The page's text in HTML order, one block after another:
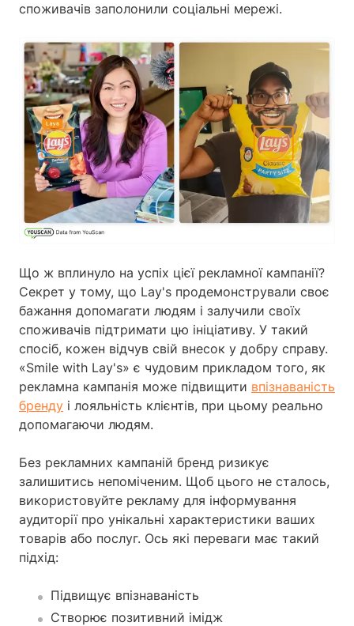
споживачів заполонили соціальні мережі.
Що ж вплинуло на успіх цієї рекламної кампанії?
Секрет у тому, що Lay's продемонстрували своє
бажання допомагати людям і залучили своїх
споживачів підтримати цю ініціативу. У такий
спосіб, кожен відчув свій внесок у добру справу.
«Smile with Lay's» є чудовим прикладом того, як
рекламна кампанія може підвищити впізнаваність
бренду і лояльність клієнтів, при цьому реально
допомагаючи людям.
Без рекламних кампаній бренд ризикує
залишитись непоміченим. Щоб цього не сталось,
використовуйте рекламу для інформування
аудиторії про унікальні характеристики ваших
товарів або послуг. Ось які переваги має такий
підхід:
Підвищує впізнаваність
Створює позитивний імідж